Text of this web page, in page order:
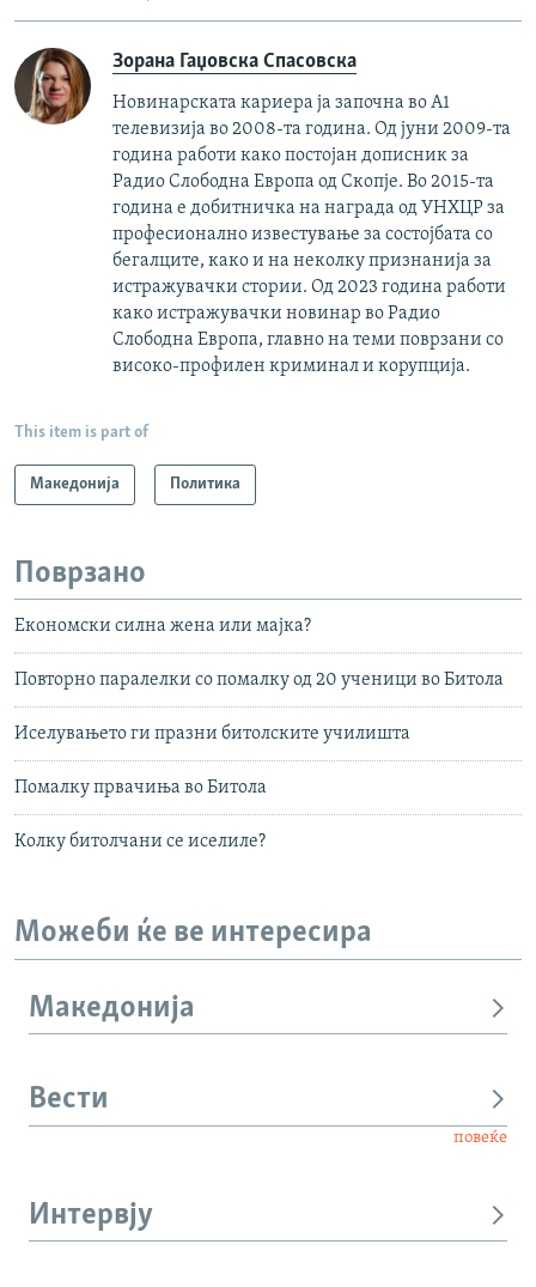
Зорана Гаџовска Спасовска
Новинарската кариера ја започна во А1
телевизија во 2008-та година. Од јуни 2009-та
година работи како постојан дописник за
Радио Слободна Европа од Скопје. Во 2015-та
година е добитничка на награда од УНХЦР за
професионално известување за состојбата со
бегалците, како и на неколку признанија за
истражувачки стории. Од 2023 година работи
како истражувачки новинар во Радио
Слободна Европа, главно на теми поврзани со
високо-профилен криминал и корупција.
This item is part of
Македонија Политика
Поврзано
Економски силна жена или мајка?
Повторно паралелки со помалку од 20 ученици во Битола
Иселувањето ги празни битолските училишта
Помалку првачиња во Битола
Колку битолчани се иселиле?
Можеби ќе ве интересира
Македонија
Вести
повеќе
Интервју